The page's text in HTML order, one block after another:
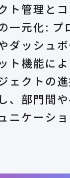
ト管理と
一元化: プ
ダッシュ
ト機能に
ェクトの
、部門間
ニケーシ